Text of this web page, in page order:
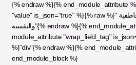
{% endraw %}{% end_module_attribute
"value" is_json="true" %}{% raw %}"معالجة الصحة العاطفية
والنفسية"{% endraw %}{% end_module_attribute %}{%
module_attribute "wrap_field_tag"
%}"div"{% endraw %}{%
end_module_block %}